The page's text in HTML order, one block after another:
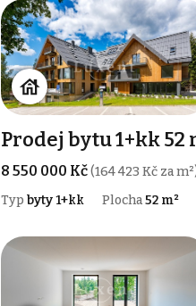
Prodej bytu 1+kk 52
8 550 000 Kč(164 423 Kč za
Typ byty 1+kk Plocha52 m²